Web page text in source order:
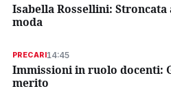
Isabella Rossellini:
moda
PRECARI14:45
Immissioni in ruolo docenti:
merito